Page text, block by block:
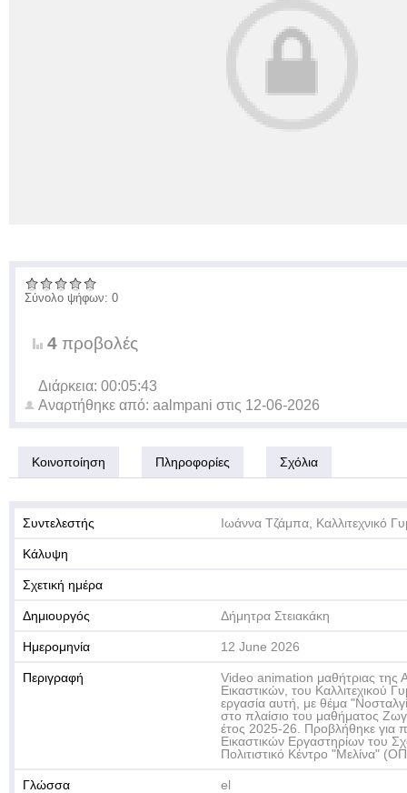
Σύνολο ψήφων: 0
4 προβολές
Διάρκεια: 00:05:43
Αναρτήθηκε από: aalmpani στις 12-06-2026
Κοινοποίηση Πληροφορίες Σχόλια
Συντελεστής Ιωάννα Τζάμπα, Καλλιτεχνικό
Κάλυψη
Σχετική ημέρα
Δημιουργός Δήμητρα Στειακάκη
Ημερομηνία 12 June 2026
Περιγραφή
Video animation μαθήτριας της
Εικαστικών, του Καλλιτεχικού
εργασία αυτή, με θέμα
στο πλαίσιο του μαθήματος
έτος 2025-26. Προβλήθηκε για
Εικαστικών Εργαστηρίων του
Πολιτιστικό Κέντρο "Μελίνα"
Γλώσσα el